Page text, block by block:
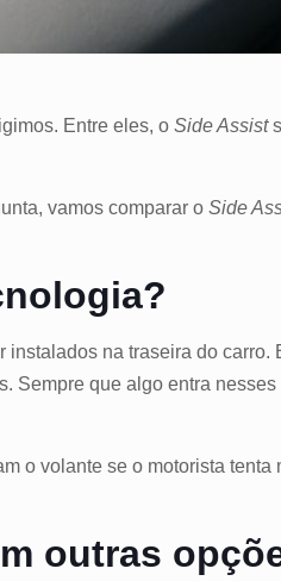
Entre eles, oSide Assist
vamos comparar oSide
na traseira do
Sempre que algo entra
o volante se o motorista
outras